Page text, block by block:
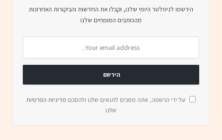
הירשמו לניוזלטר היומי שלנו, וקבלו את החדשות והביקורות האחרונות
מהכותבים המומחים שלנו
על ידי הרשמה, אתה מסכים לתנאים שלנו ולהסכם מדיניות הפרטיות
שלנו